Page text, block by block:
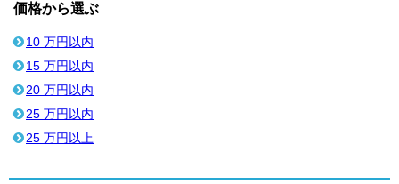
価格から選ぶ
10 万円以内
15 万円以内
20 万円以内
25 万円以内
25 万円以上